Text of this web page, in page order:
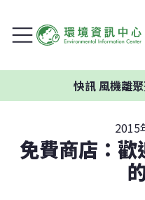
風機離聚落、學
2015
免費商店：歡